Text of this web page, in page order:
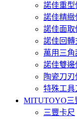
諾佳重型
諾佳精緻
諾佳面取
諾佳回轉
萬用三角
諾佳雙邊
陶瓷刀刃
特殊工具
MITUTOYO三
三豐卡尺